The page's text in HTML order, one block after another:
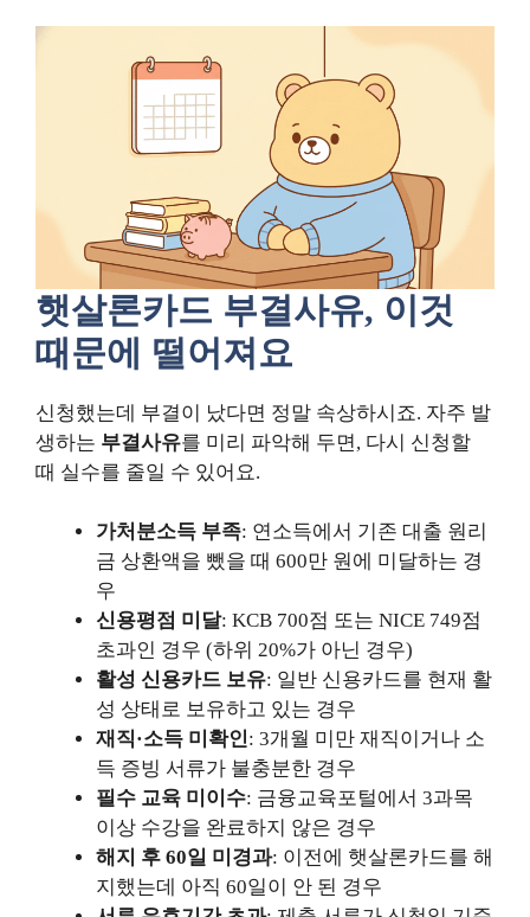
햇살론카드 부결사유, 이것
때문에 떨어져요
신청했는데 부결이 났다면 정말 속상하시죠. 자주 발
생하는 부결사유를 미리 파악해 두면, 다시 신청할
때 실수를 줄일 수 있어요.
가처분소득 부족: 연소득에서 기존 대출 원리
금 상환액을 뺐을 때 600만 원에 미달하는 경
우
신용평점 미달: KCB 700점 또는 NICE 749점
초과인 경우 (하위 20%가 아닌 경우)
활성 신용카드 보유: 일반 신용카드를 현재 활
성 상태로 보유하고 있는 경우
재직·소득 미확인: 3개월 미만 재직이거나 소
득 증빙 서류가 불충분한 경우
필수 교육 미이수: 금융교육포털에서 3과목
이상 수강을 완료하지 않은 경우
해지 후 60일 미경과: 이전에 햇살론카드를 해
지했는데 아직 60일이 안 된 경우